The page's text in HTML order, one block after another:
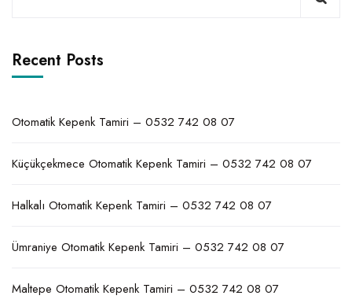
Recent Posts
Otomatik Kepenk Tamiri – 0532 742 08 07
Küçükçekmece Otomatik Kepenk Tamiri – 0532 742 08 07
Halkalı Otomatik Kepenk Tamiri – 0532 742 08 07
Ümraniye Otomatik Kepenk Tamiri – 0532 742 08 07
Maltepe Otomatik Kepenk Tamiri – 0532 742 08 07